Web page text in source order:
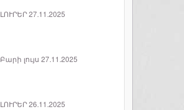
ԼՈՒՐԵՐ 27.11.2025
Բարի լույս 27.11.2025
ԼՈՒՐԵՐ 26.11.2025